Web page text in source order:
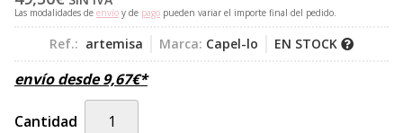
Las modalidades de envío y de pago pueden variar el importe final del pedido.
Ref.: artemisa Marca: Capel-lo EN STOCK
envío desde9,67€*
Cantidad